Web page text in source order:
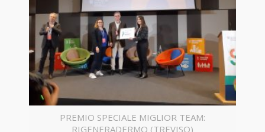
PREMIO SPECIALE MIGLIOR TEAM:
RIGENERADERMO (TREVISO)